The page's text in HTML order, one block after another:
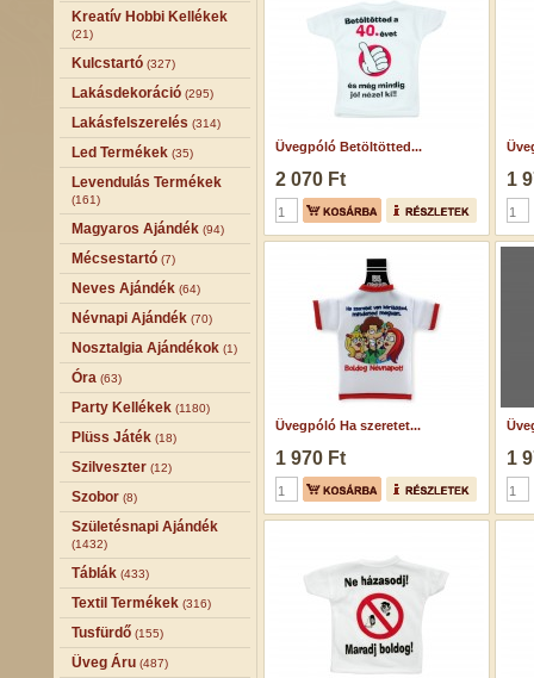
Kreatív Hobbi Kellékek
(21)
Kulcstartó (327)
Lakásdekoráció (295)
Lakásfelszerelés (314)
Led Termékek (35)
Levendulás Termékek
(161)
Magyaros Ajándék (94)
Mécsestartó (7)
Neves Ajándék (64)
Névnapi Ajándék (70)
Nosztalgia Ajándékok (1)
Óra (63)
Party Kellékek (1180)
Plüss Játék (18)
Szilveszter (12)
Szobor (8)
Születésnapi Ajándék
(1432)
Táblák (433)
Textil Termékek (316)
Tusfürdő (155)
Üveg Áru (487)
Üvegpóló Betöltötted...
2 070 Ft 1
Üvegpóló Ha szeretet...
1 970 Ft 1